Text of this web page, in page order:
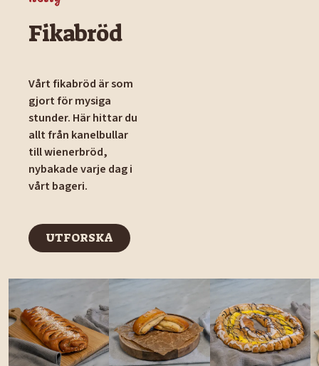
Fikabröd
Vårt fikabröd är som
gjort för mysiga
stunder. Här hittar du
allt från kanelbullar
till wienerbröd,
nybakade varje dag i
vårt bageri.
UTFORSKA
UTFORSKA